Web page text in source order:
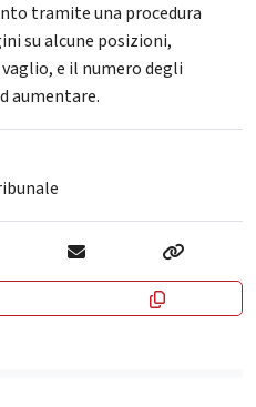
tramite una procedura
su alcune posizioni,
e il numero degli
aumentare.